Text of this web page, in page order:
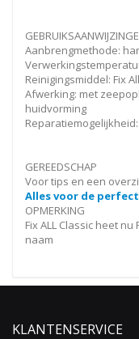
Aanbrengmethode:
Reinigingsmiddel: Fix
Afwerking: met
huidvorming
GEREEDSCHAP
Voor tips en een
Alles voor de
OPMERKING
Fix ALL Classic heet
naam
KLANTENSERVICE